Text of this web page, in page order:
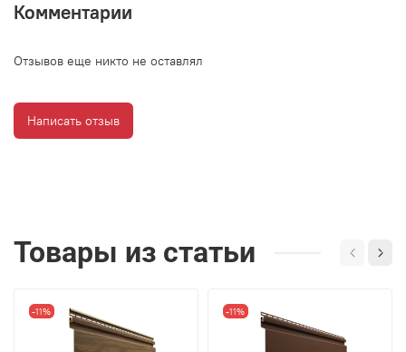
Комментарии
Отзывов еще никто не оставлял
Написать отзыв
Товары из статьи
-11% -11%